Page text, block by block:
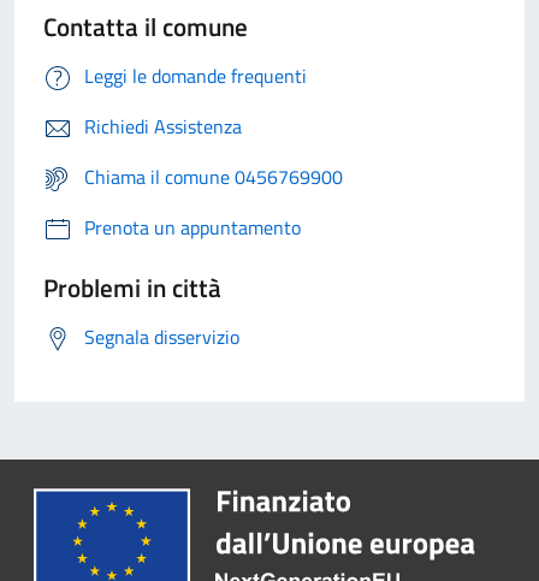
Contatta il comune
Leggi le domande frequenti
Richiedi Assistenza
Chiama il comune 0456769900
Prenota un appuntamento
Problemi in città
Segnala disservizio